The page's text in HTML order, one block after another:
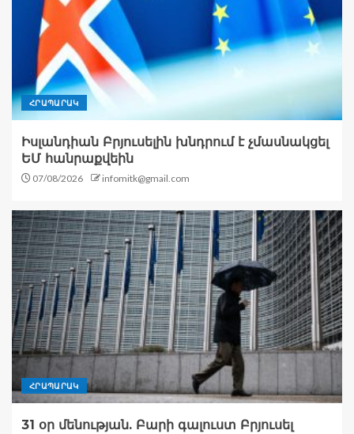
ՀՐԱՊԱՐԱԿ
Իսլանդիան Բրյուսելին խնդրում է չմասնակցել
ԵՄ հանրաքվեին
07/08/2026 infomitk@gmail.com
ՀՐԱՊԱՐԱԿ
31 օր մենության. Բարի գալուստ Բրյուսել